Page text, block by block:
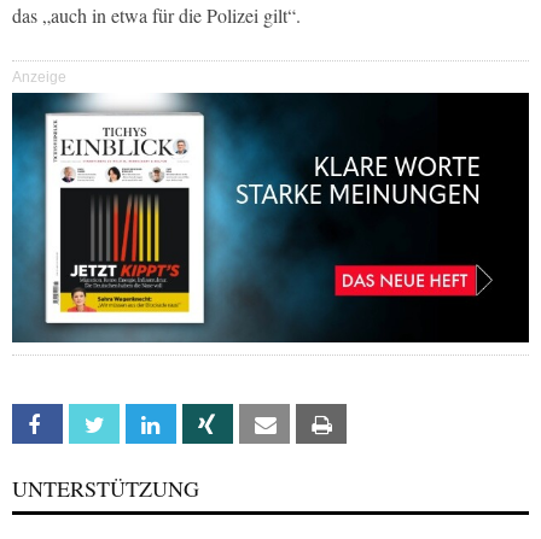
das „auch in etwa für die Polizei gilt“.
Anzeige
Facebook Twitter Linkedin Xing Email
UNTERSTÜTZUNG